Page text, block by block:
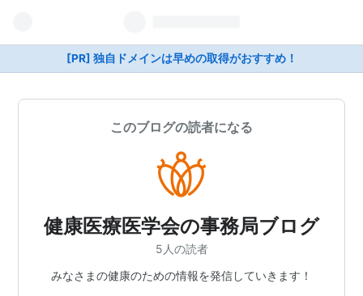
[PR] 独自ドメインは早めの取得がおすすめ！
このブログの読者になる
健康医療医学会の事務局ブログ
5人の読者
みなさまの健康のための情報を発信していきます！